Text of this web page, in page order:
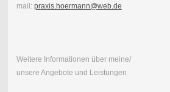
mail: praxis.hoermann@web.de
Weitere Informationen über meine/
unsere Angebote und Leistungen